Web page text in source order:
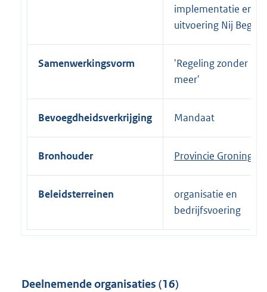
implementatie en
uitvoering Nij Begun
Samenwerkingsvorm
'Regeling zonder
meer'
Bevoegdheidsverkrijging Mandaat
Bronhouder Provincie Groningen
Beleidsterreinen
organisatie en
bedrijfsvoering
Deelnemende organisaties (16)